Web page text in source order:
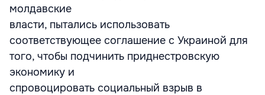
молдавские
власти, пытались использовать
соответствующее соглашение с Украиной для
того, чтобы подчинить приднестровскую
экономику и
спровоцировать социальный взрыв в